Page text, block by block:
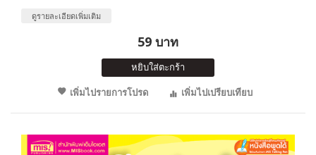
ดูรายละเอียดเพิ่มเติม
59 บาท
หยิบใส่ตะกร้า
เพิ่มไปรายการโปรด
เพิ่มไปเปรียบเทียบ